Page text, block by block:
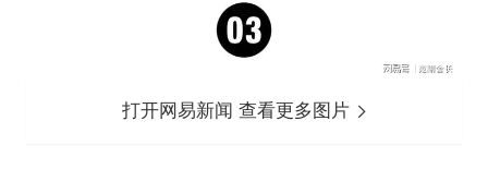
打开网易新闻 查看更多图片